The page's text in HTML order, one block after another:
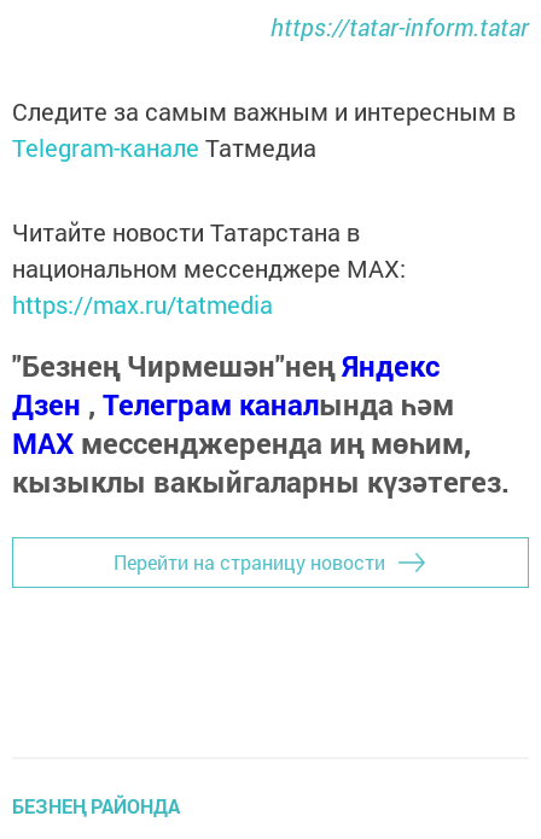
https://tatar-inform.tatar
Следите за самым важным и интересным в
Telegram-канале Татмедиа
Читайте новости Татарстана в
национальном мессенджере MАХ:
https://max.ru/tatmedia
"Безнең Чирмешән"неңЯндекс
Дзен , Телеграм каналында һәм
МАХ мессенджеренда иң мөһим,
кызыклы вакыйгаларны күзәтегез.
Перейти на страницу новости
БЕЗНЕҢ РАЙОНДА